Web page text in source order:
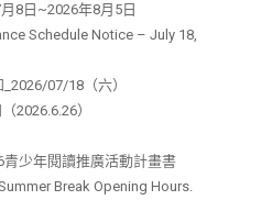
8日~2026年8月5日
Schedule Notice – July 18,
07/18（六）
2026.6.26）
青少年閱讀推廣活動計畫書
Break Opening Hours.